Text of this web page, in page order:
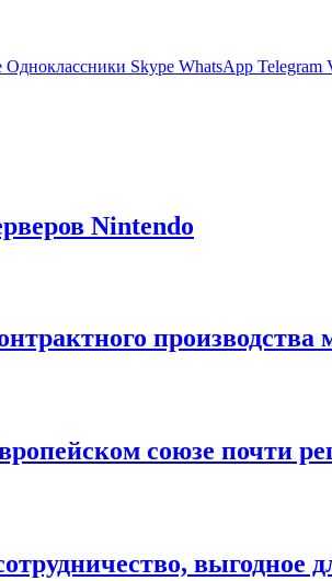
Одноклассники Skype WhatsApp Telegram
Nintendo
производства
союзе почти
выгодное